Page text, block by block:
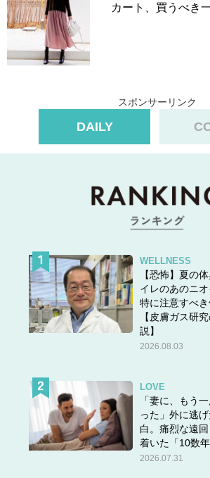
カート、買うべき
スポンサーリンク
DAILY
WELLNESS
【恐怖】夏の
イレのあのニ
特に注意すべ
【皮膚ガス研
説】
2026.08.03
LOVE
「妻に、もう
った」外に逃
白。痛烈な遠
着いた「10数年
2026.07.31